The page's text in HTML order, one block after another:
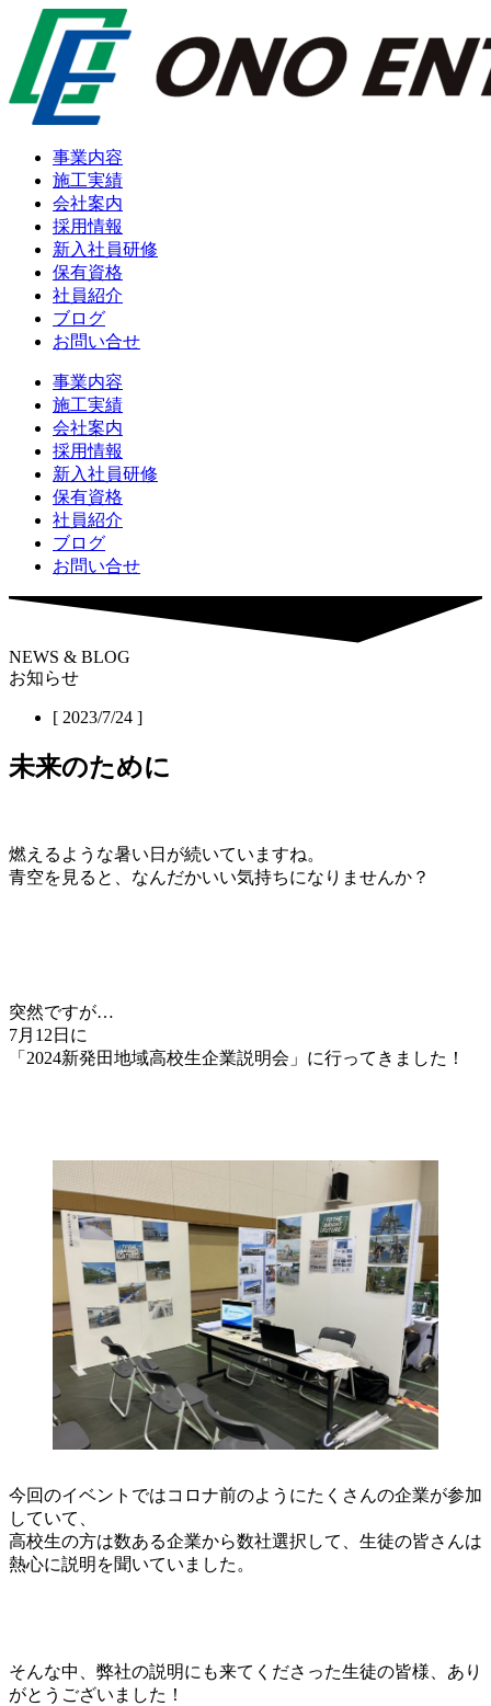
事業内容
施工実績
会社案内
採用情報
新入社員研修
保有資格
社員紹介
ブログ
お問い合せ
事業内容
施工実績
会社案内
採用情報
新入社員研修
保有資格
社員紹介
ブログ
お問い合せ
NEWS & BLOG
お知らせ
[ 2023/7/24 ]
未来のために
燃えるような暑い日が続いていますね。
青空を見ると、なんだかいい気持ちになりませんか？
突然ですが…
7月12日に
「2024新発田地域高校生企業説明会」に行ってきました！
今回のイベントではコロナ前のようにたくさんの企業が参加
していて、
高校生の方は数ある企業から数社選択して、生徒の皆さんは
熱心に説明を聞いていました。
そんな中、弊社の説明にも来てくださった生徒の皆様、あり
がとうございました！